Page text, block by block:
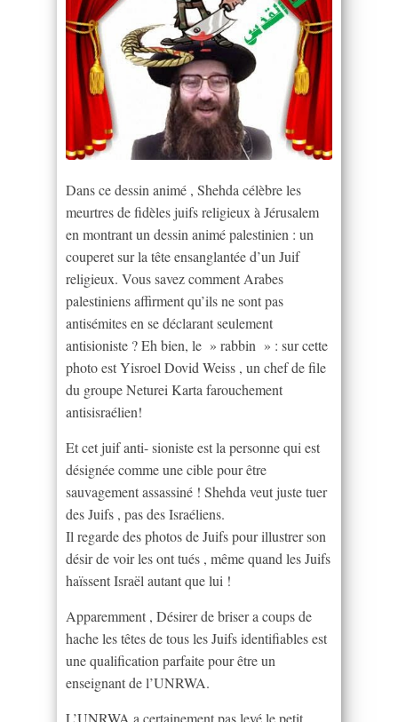
Dans ce dessin animé , Shehda célèbre les
meurtres de fidèles juifs religieux à Jérusalem
en montrant un dessin animé palestinien : un
couperet sur la tête ensanglantée d’un Juif
religieux. Vous savez comment Arabes
palestiniens affirment qu’ils ne sont pas
antisémites en se déclarant seulement
antisioniste ? Eh bien, le » rabbin » : sur cette
photo est Yisroel Dovid Weiss , un chef de file
du groupe Neturei Karta farouchement
antisisraélien!
Et cet juif anti- sioniste est la personne qui est
désignée comme une cible pour être
sauvagement assassiné ! Shehda veut juste tuer
des Juifs , pas des Israéliens.
Il regarde des photos de Juifs pour illustrer son
désir de voir les ont tués , même quand les Juifs
haïssent Israël autant que lui !
Apparemment , Désirer de briser a coups de
hache les têtes de tous les Juifs identifiables est
une qualification parfaite pour être un
enseignant de l’UNRWA.
L’UNRWA a certainement pas levé le petit